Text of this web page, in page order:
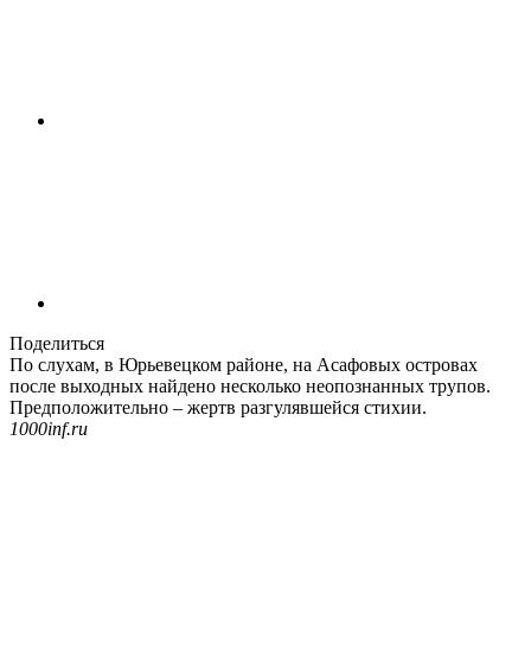
Поделиться
По слухам, в Юрьевецком районе, на Асафовых островах
после выходных найдено несколько неопознанных трупов.
Предположительно – жертв разгулявшейся стихии.
1000inf.ru